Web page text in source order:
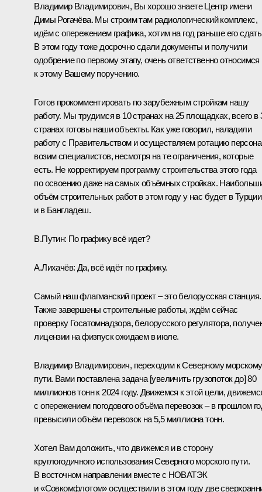
Владимир Владимирович, Вы хорошо знаете Центр имени
Димы Рогачёва. Мы строим там радиологический комплекс,
идём с опережением графика, хотим на год раньше его
В этом году тоже досрочно сдали документы и получили
одобрение по первому этапу, очень ответственно относимся
к этому Вашему поручению.
Готов прокомментировать по зарубежным стройкам нашу
работу. Мы трудимся в 10 странах на 25 площадках, всего в
странах готовы наши объекты. Как уже говорил, наладили
работу с Правительством и осуществляем ротацию
возим специалистов, несмотря на те ограничения, которые
есть. Не корректируем программу строительства этого года
по освоению даже на самых объёмных стройках.
объём строительных работ в этом году у нас будет в Турции
и в Бангладеш.
В.Путин: По графику всё идет?
А.Лихачёв: Да, всё идёт по графику.
Самый наш флагманский проект – это белорусская станция.
Также завершены строительные работы, ждём сейчас
проверку Госатомнадзора, белорусского регулятора,
лицензии на физпуск ожидаем в июле.
Владимир Владимирович, переходим к Северному морскому
пути. Вами поставлена задача [увеличить грузопоток до] 80
миллионов тонн к 2024 году. Движемся к этой цели,
с опережением погодового объёма перевозок – в прошлом
превысили объём перевозок на 5,5 миллиона тонн.
Хотел Вам доложить, что движемся и в сторону
круглогодичного использования Северного морского пути.
В восточном направлении вместе с НОВАТЭК
и «Совкомфлотом» осуществили в этом году две